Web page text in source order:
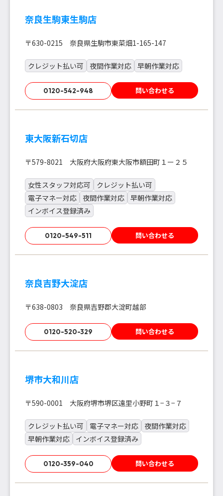
奈良生駒東生駒店
〒630-0215 奈良県生駒市東菜畑1-165-147
クレジット払い可 夜間作業対応 早朝作業対応
0120-542-948 問い合わせる
東大阪新石切店
〒579-8021 大阪府大阪府東大阪市額田町１ー２５
女性スタッフ対応可
クレジット払い可
電子マネー対応
夜間作業対応 早朝作業対応
インボイス登録済み
0120-549-511 問い合わせる
奈良吉野大淀店
〒638-0803 奈良県吉野郡大淀町越部
0120-520-329 問い合わせる
堺市大和川店
〒590-0001 大阪府堺市堺区遠里小野町１−３−７
クレジット払い可 電子マネー対応
夜間作業対応
早朝作業対応
インボイス登録済み
0120-359-040 問い合わせる